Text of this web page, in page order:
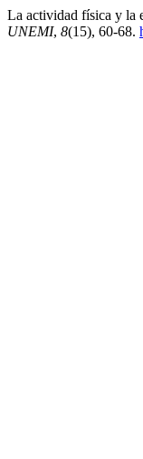
La actividad física y la
UNEMI, 8(15), 60-68.